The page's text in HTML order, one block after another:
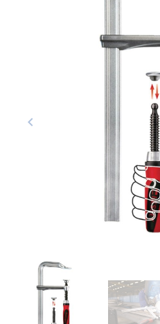
Vorige
keyboard_arrow_left